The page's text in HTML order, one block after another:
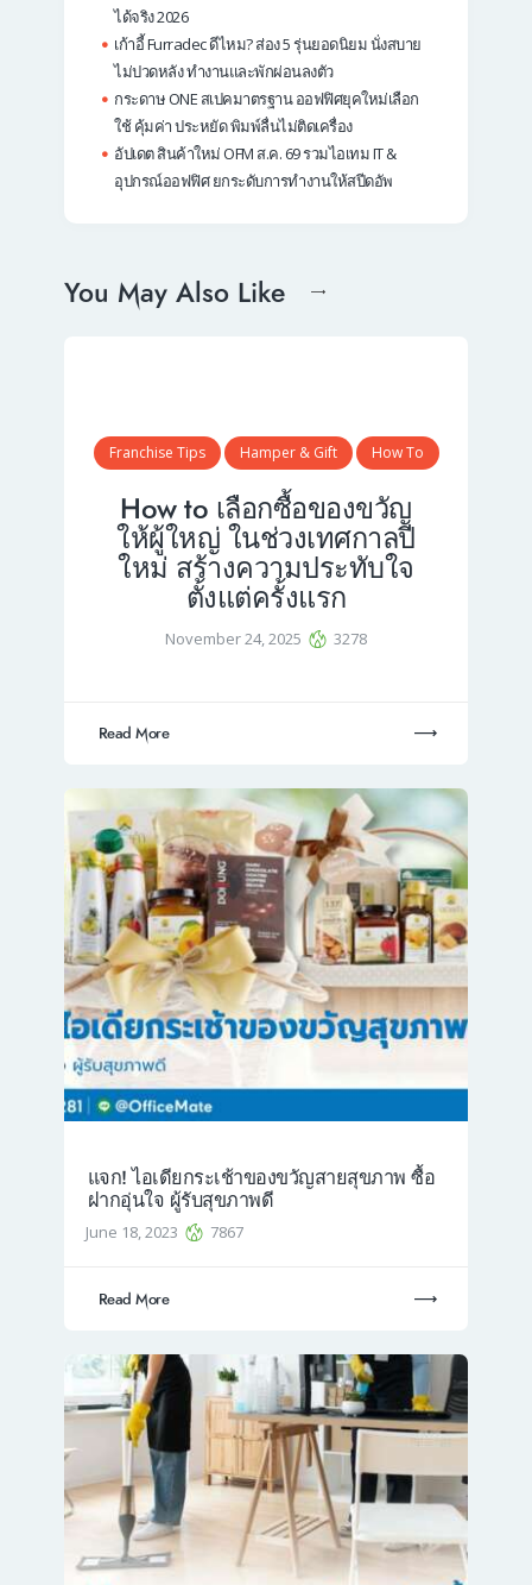
ได้จริง 2026
เก้าอี้ Furradec ดีไหม? ส่อง 5 รุ่นยอดนิยม นั่งสบาย
ไม่ปวดหลัง ทำงานและพักผ่อนลงตัว
กระดาษ ONE สเปคมาตรฐาน ออฟฟิศยุคใหม่เลือก
ใช้ คุ้มค่า ประหยัด พิมพ์ลื่นไม่ติดเครื่อง
อัปเดต สินค้าใหม่ OFM ส.ค. 69 รวมไอเทม IT &
อุปกรณ์ออฟฟิศ ยกระดับการทำงานให้สปีดอัพ
You May Also Like
Franchise Tips Hamper & Gift How To
How to เลือกซื้อของขวัญ
ให้ผู้ใหญ่ ในช่วงเทศกาลปี
ใหม่ สร้างความประทับใจ
ตั้งแต่ครั้งแรก
November 24, 2025 3278
Read More
แจก! ไอเดียกระเช้าของขวัญสายสุขภาพ ซื้อ
ฝากอุ่นใจ ผู้รับสุขภาพดี
June 18, 2023 7867
Read More